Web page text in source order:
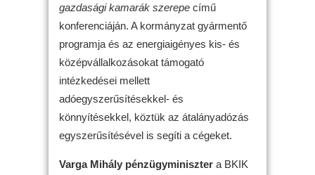
gazdasági kamarák szerepe című
konferenciáján. A kormányzat gyármentő
programja és az energiaigényes kis- és
középvállalkozásokat támogató
intézkedései mellett
adóegyszerűsítésekkel- és
könnyítésekkel, köztük az átalányadózás
egyszerűsítésével is segíti a cégeket.
Varga Mihály pénzügyminiszter a BKIK